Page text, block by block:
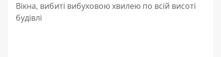
Вікна, вибиті вибуховою хвилею по всій висоті
будівлі